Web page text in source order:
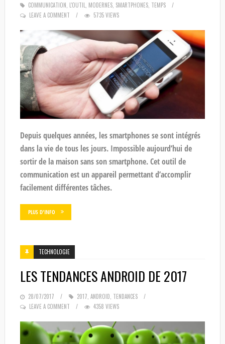
ON
COMMUNICATION L'OUTIL MODERNES, SMARTPHONES, TEMPS
LEAVE A COMMENT
5735 VIEWS
Depuis quelques années, les smartphones se sont intégrés
dans la vie de tous les jours. Impossible aujourd’hui de
sortir de la maison sans son smartphone. Cet outil de
communication est un appareil permettant d’accomplir
facilement différentes tâches.
PLUS D'INFO
TECHNOLOGIE
LES TENDANCES ANDROID DE 2017
POSTED
ON
28/07/2017 2017 ANDROID TENDANCES
LEAVE A COMMENT
4358 VIEWS